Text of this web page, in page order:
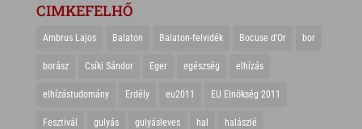
CIMKEFELHŐ
Ambrus Lajos Balaton Balaton-felvidék Bocuse d'Or bor
borász Csíki Sándor Eger egészség elhízás
elhízástudomány Erdély eu2011 EU Elnökség 2011
Fesztivál gulyás gulyásleves hal halászlé